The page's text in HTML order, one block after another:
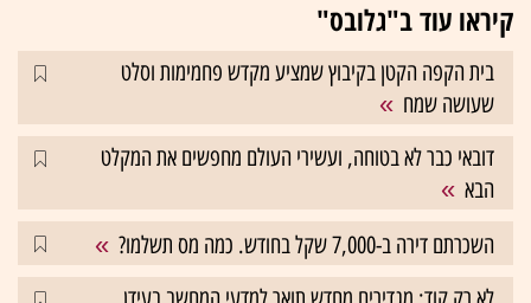
קיראו עוד ב"גלובס"
בית הקפה הקטן בקיבוץ שמציע מקדש פחמימות וסלט
שעושה שמח
דובאי כבר לא בטוחה, ועשירי העולם מחפשים את המקלט
הבא
השכרתם דירה ב-7,000 שקל בחודש. כמה מס תשלמו?